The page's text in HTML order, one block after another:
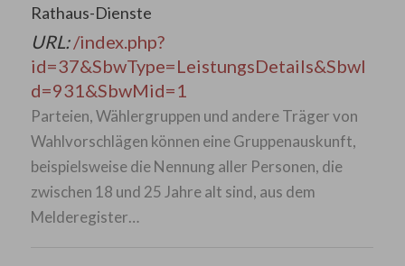
Rathaus-Dienste
URL:/index.php?
id=37&SbwType=LeistungsDetails&SbwI
d=931&SbwMid=1
Parteien, Wählergruppen und andere Träger von
Wahlvorschlägen können eine Gruppenauskunft,
beispielsweise die Nennung aller Personen, die
zwischen 18 und 25 Jahre alt sind, aus dem
Melderegister…